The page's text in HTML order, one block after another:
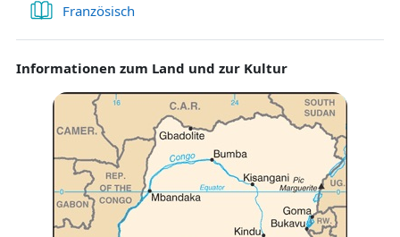
Französisch
Informationen zum Land und zur Kultur